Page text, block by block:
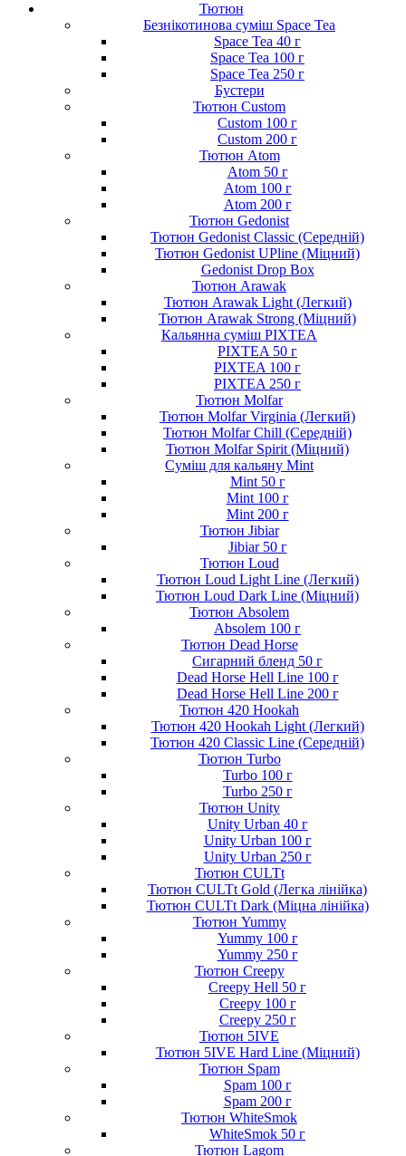
Тютюн
Безнікотинова суміш Space Tea
Space Tea 40 г
Space Tea 100 г
Space Tea 250 г
Бустери
Тютюн Custom
Custom 100 г
Custom 200 г
Тютюн Atom
Atom 50 г
Atom 100 г
Atom 200 г
Тютюн Gedonist
Тютюн Gedonist Classic (Середній)
Тютюн Gedonist UPline (Міцний)
Gedonist Drop Box
Тютюн Arawak
Тютюн Arawak Light (Легкий)
Тютюн Arawak Strong (Міцний)
Кальянна суміш PIXTEA
PIXTEA 50 г
PIXTEA 100 г
PIXTEA 250 г
Тютюн Molfar
Тютюн Molfar Virginia (Легкий)
Тютюн Molfar Chill (Середній)
Тютюн Molfar Spirit (Міцний)
Суміш для кальяну Mint
Mint 50 г
Mint 100 г
Mint 200 г
Тютюн Jibiar
Jibiar 50 г
Тютюн Loud
Тютюн Loud Light Line (Легкий)
Тютюн Loud Dark Line (Міцний)
Тютюн Absolem
Absolem 100 г
Тютюн Dead Horse
Сигарний бленд 50 г
Dead Horse Hell Line 100 г
Dead Horse Hell Line 200 г
Тютюн 420 Hookah
Тютюн 420 Hookah Light (Легкий)
Тютюн 420 Classic Line (Середній)
Тютюн Turbo
Turbo 100 г
Turbo 250 г
Тютюн Unity
Unity Urban 40 г
Unity Urban 100 г
Unity Urban 250 г
Тютюн CULTt
Тютюн CULTt Gold (Легка лінійка)
Тютюн CULTt Dark (Міцна лінійка)
Тютюн Yummy
Yummy 100 г
Yummy 250 г
Тютюн Creepy
Creepy Hell 50 г
Creepy 100 г
Creepy 250 г
Тютюн 5IVE
Тютюн 5IVE Hard Line (Міцний)
Тютюн Spam
Spam 100 г
Spam 200 г
Тютюн WhiteSmok
WhiteSmok 50 г
Тютюн Lagom